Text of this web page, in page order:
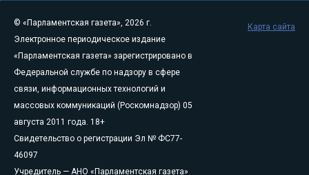
© «Парламентская газета», 2026 г.
Электронное периодическое издание
«Парламентская газета» зарегистрировано в
Федеральной службе по надзору в сфере
связи, информационных технологий и
массовых коммуникаций (Роскомнадзор) 05
августа 2011 года. 18+
Свидетельство о регистрации Эл № ФС77-
46097
Учредитель — АНО «Парламентская газета»
Карта сайта